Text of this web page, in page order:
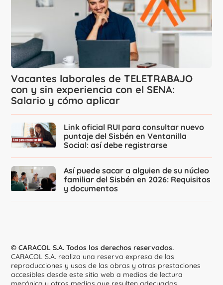
Vacantes laborales de TELETRABAJO
con y sin experiencia con el SENA:
Salario y cómo aplicar
Link oficial RUI para consultar nuevo
puntaje del Sisbén en Ventanilla
Social: así debe registrarse
Así puede sacar a alguien de su núcleo
familiar del Sisbén en 2026: Requisitos
y documentos
© CARACOL S.A. Todos los derechos reservados.
CARACOL S.A. realiza una reserva expresa de las
reproducciones y usos de las obras y otras prestaciones
accesibles desde este sitio web a medios de lectura